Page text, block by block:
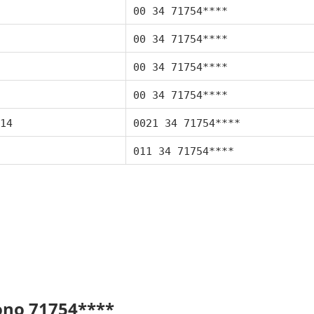
00 34 71754****
00 34 71754****
00 34 71754****
00 34 71754****
0021 34 71754****
011 34 71754****
71754****